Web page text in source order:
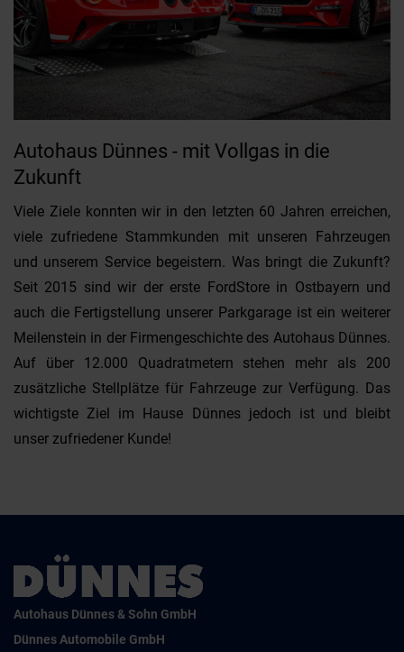
Autohaus Dünnes - mit Vollgas in die
Zukunft
Viele Ziele konnten wir in den letzten 60 Jahren erreichen,
viele zufriedene Stammkunden mit unseren Fahrzeugen
und unserem Service begeistern. Was bringt die Zukunft?
Seit 2015 sind wir der erste FordStore in Ostbayern und
auch die Fertigstellung unserer Parkgarage ist ein weiterer
Meilenstein in der Firmengeschichte des Autohaus Dünnes.
Auf über 12.000 Quadratmetern stehen mehr als 200
zusätzliche Stellplätze für Fahrzeuge zur Verfügung. Das
wichtigste Ziel im Hause Dünnes jedoch ist und bleibt
unser zufriedener Kunde!
Autohaus Dünnes & Sohn GmbH
Dünnes Automobile GmbH